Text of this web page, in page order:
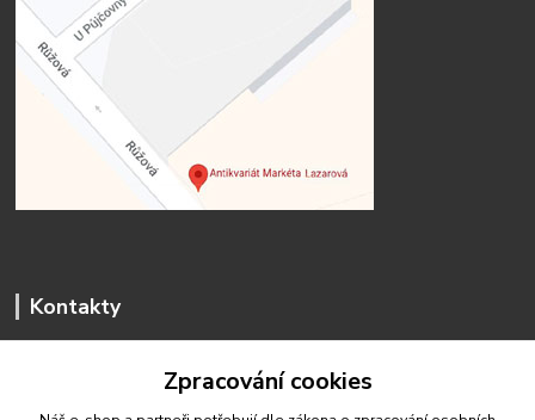
Kontakty
Zpracování cookies